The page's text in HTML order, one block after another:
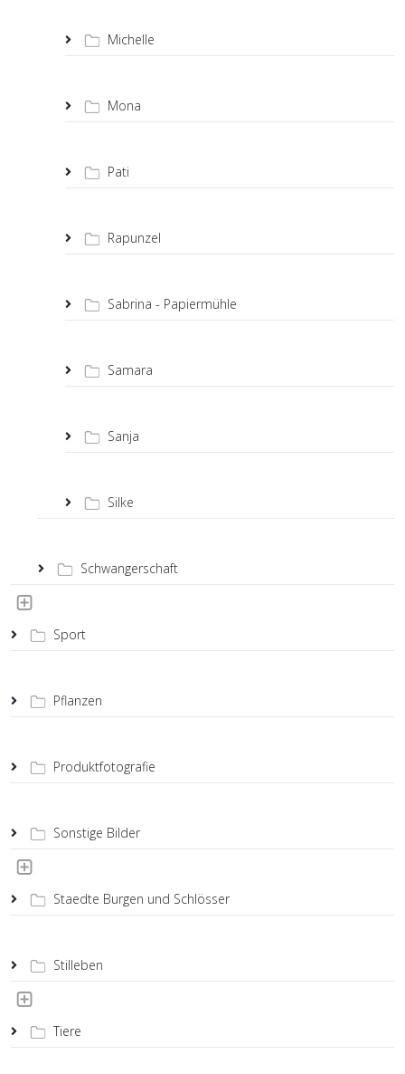
Michelle
Mona
Pati
Rapunzel
Sabrina - Papiermühle
Samara
Sanja
Silke
Schwangerschaft
Sport
Pflanzen
Produktfotografie
Sonstige Bilder
Staedte Burgen und Schlösser
Stilleben
Tiere